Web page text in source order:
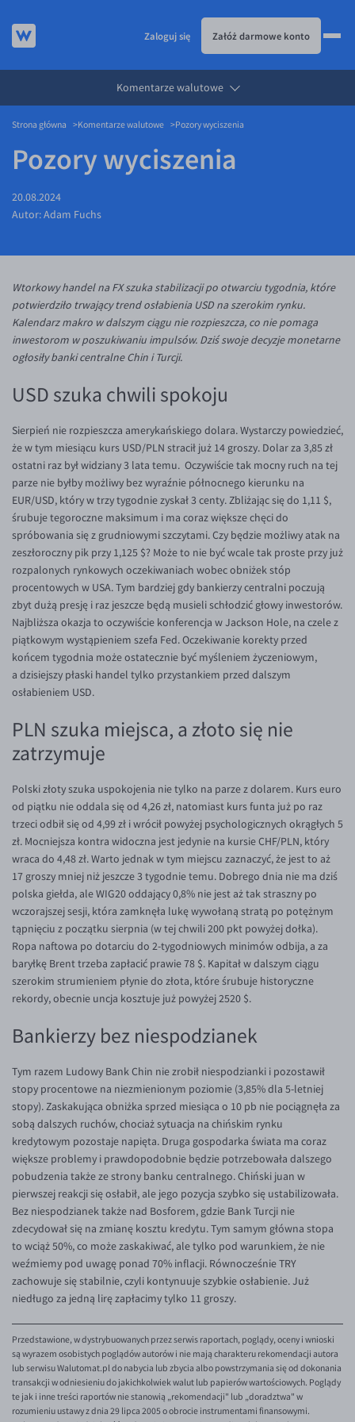
KURSY WALUT
Kursy walut
EUR/PLN
CHF/PLN
DKK/PLN
NOK/PLN
SEK/PLN
Inne pary walutowe
AUD/PLN
CAD/PLN
CNY/PLN
HKD/PLN
HUF/PLN
ILS/PLN
JPY/PLN
NZD/PLN
RON/PLN
SGD/PLN
TRY/PLN
EUR/USD
EUR/GBP
EUR/CHF
EUR/CZK
EUR/DKK
EUR/NOK
EUR/SEK
EUR/AUD
EUR/BGN
EUR/CAD
EUR/CNY
EUR/ILS
EUR/JPY
EUR/NZD
EUR/RON
EUR/SGD
EUR/TRY
EUR/ZAR
GBP/USD
USD/CHF
KARTA WIELOWALUTOWA
Karta wielowalutowa
PRZELEWY ZAGRANICZNE
DLA FIRM
Partnerstwa
Walutomat Business
Program Afiliacyjny
Prowizje i rabaty
Metody płatności
Banki i przelewy
Aplikacja mobilna
Bezpieczeństwo
Pomoc
FAQ
Konto i opłaty
Wymiana walut
Banki i przelewy
Przelewy zagraniczne
Słowniczek
Blog
Aktualności
Komentarze walutowe
Poradnik
KONTAKT
Dla mediów
PL
Zaloguj się Załóż darmowe konto
Komentarze walutowe
Strona główna Komentarze walutowe Pozory wyciszenia
Pozory wyciszenia
20.08.2024
Autor:Adam Fuchs
Wtorkowy handel na FX szuka stabilizacji po otwarciu tygodnia, które
potwierdziło trwający trend osłabienia USD na szerokim rynku.
Kalendarz makro w dalszym ciągu nie rozpieszcza, co nie pomaga
inwestorom w poszukiwaniu impulsów. Dziś swoje decyzje monetarne
ogłosiły banki centralne Chin i Turcji.
USD szuka chwili spokoju
Sierpień nie rozpieszcza amerykańskiego dolara. Wystarczy powiedzieć,
że w tym miesiącu kurs USD/PLN stracił już 14 groszy. Dolar za 3,85 zł
ostatni raz był widziany 3 lata temu. Oczywiście tak mocny ruch na tej
parze nie byłby możliwy bez wyraźnie północnego kierunku na
EUR/USD, który w trzy tygodnie zyskał 3 centy. Zbliżając się do 1,11 $,
śrubuje tegoroczne maksimum i ma coraz większe chęci do
spróbowania się z grudniowymi szczytami. Czy będzie możliwy atak na
zeszłoroczny pik przy 1,125 $? Może to nie być wcale tak proste przy już
rozpalonych rynkowych oczekiwaniach wobec obniżek stóp
procentowych w USA. Tym bardziej gdy bankierzy centralni poczują
zbyt dużą presję i raz jeszcze będą musieli schłodzić głowy inwestorów.
Najbliższa okazja to oczywiście konferencja w Jackson Hole, na czele z
piątkowym wystąpieniem szefa Fed. Oczekiwanie korekty przed
końcem tygodnia może ostatecznie być myśleniem życzeniowym,
a dzisiejszy płaski handel tylko przystankiem przed dalszym
osłabieniem USD.
PLN szuka miejsca, a złoto się nie
zatrzymuje
Polski złoty szuka uspokojenia nie tylko na parze z dolarem. Kurs euro
od piątku nie oddala się od 4,26 zł, natomiast kurs funta już po raz
trzeci odbił się od 4,99 zł i wrócił powyżej psychologicznych okrągłych 5
zł. Mocniejsza kontra widoczna jest jedynie na kursie CHF/PLN, który
wraca do 4,48 zł. Warto jednak w tym miejscu zaznaczyć, że jest to aż
17 groszy mniej niż jeszcze 3 tygodnie temu. Dobrego dnia nie ma dziś
polska giełda, ale WIG20 oddający 0,8% nie jest aż tak straszny po
wczorajszej sesji, która zamknęła lukę wywołaną stratą po potężnym
tąpnięciu z początku sierpnia (w tej chwili 200 pkt powyżej dołka).
Ropa naftowa po dotarciu do 2-tygodniowych minimów odbija, a za
baryłkę Brent trzeba zapłacić prawie 78 $. Kapitał w dalszym ciągu
szerokim strumieniem płynie do złota, które śrubuje historyczne
rekordy, obecnie uncja kosztuje już powyżej 2520 $.
Bankierzy bez niespodzianek
Tym razem Ludowy Bank Chin nie zrobił niespodzianki i pozostawił
stopy procentowe na niezmienionym poziomie (3,85% dla 5-letniej
stopy). Zaskakująca obniżka sprzed miesiąca o 10 pb nie pociągnęła za
sobą dalszych ruchów, chociaż sytuacja na chińskim rynku
kredytowym pozostaje napięta. Druga gospodarka świata ma coraz
większe problemy i prawdopodobnie będzie potrzebowała dalszego
pobudzenia także ze strony banku centralnego. Chiński juan w
pierwszej reakcji się osłabił, ale jego pozycja szybko się ustabilizowała.
Bez niespodzianek także nad Bosforem, gdzie Bank Turcji nie
zdecydował się na zmianę kosztu kredytu. Tym samym główna stopa
to wciąż 50%, co może zaskakiwać, ale tylko pod warunkiem, że nie
weźmiemy pod uwagę ponad 70% inflacji. Równocześnie TRY
zachowuje się stabilnie, czyli kontynuuje szybkie osłabienie. Już
niedługo za jedną lirę zapłacimy tylko 11 groszy.
Przedstawione, w dystrybuowanych przez serwis raportach, poglądy, oceny i wnioski
są wyrazem osobistych poglądów autorów i nie mają charakteru rekomendacji autora
lub serwisu Walutomat.pl do nabycia lub zbycia albo powstrzymania się od dokonania
transakcji w odniesieniu do jakichkolwiek walut lub papierów wartościowych. Poglądy
te jak i inne treści raportów nie stanowią „rekomendacji" lub „doradztwa" w
rozumieniu ustawy z dnia 29 lipca 2005 o obrocie instrumentami finansowymi.